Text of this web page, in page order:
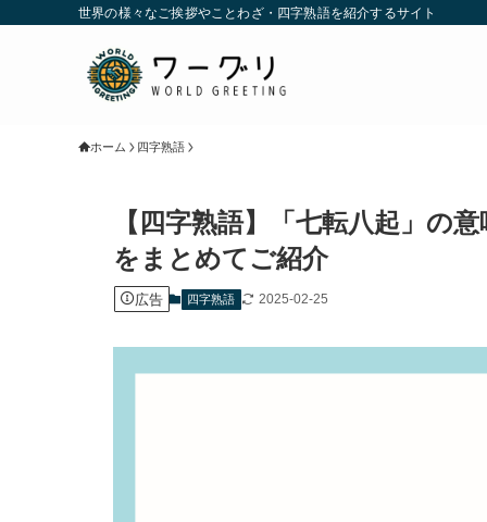
世界の様々なご挨拶やことわざ・四字熟語を紹介するサイト
ホーム 四字熟語
【四字熟語】「七転八起」の
をまとめてご紹介
広告 四字熟語 2025-02-25